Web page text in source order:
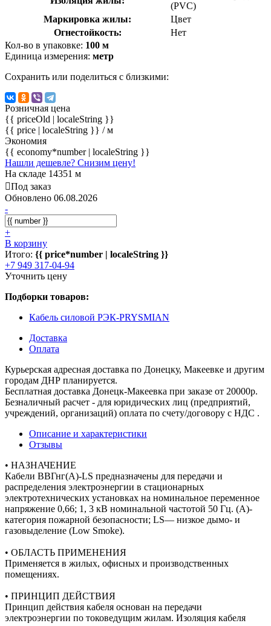
(PVC)
Маркировка жилы:
Цвет
Огнестойкость:
Нет
Кол-во в упаковке: 100 м
Единица измерения: метр
Сохранить или поделиться с близкими:
Розничная цена
{{ priceOld | localeString }}
{{ price | localeString }} / м
Экономия
{{ economy*number | localeString }}
Нашли дешевле? Снизим цену!
На складе 14351 м
Под заказ
Обновлено 06.08.2026
-
+
В корзину
Итого: {{ price*number | localeString }}
+7 949 317-04-94
Уточнить цену
Подборки товаров:
Кабель силовой РЭК-PRYSMIAN
Доставка
Оплата
Курьерская адресная доставка по Донецку, Макеевке и другим
городам ДНР планируется.
Бесплатная доставка Донецк-Макеевка при заказе от 20000р.
Безналичный расчет - для юридических лиц (предприятий,
учреждений, организаций) оплата по счету/договору с НДС .
Описание и характеристики
Отзывы
• НАЗНАЧЕНИЕ
Кабели ВВГнг(А)-LS предназначены для передачи и
распределения электроэнергии в стационарных
электротехнических установках на номинальное переменное
напряжение 0,66; 1, 3 кВ номинальной частотой 50 Гц. (A)-
категория пожарной безопасности; LS— низкое дымо- и
газовыделение (Low Smoke).
• ОБЛАСТЬ ПРИМЕНЕНИЯ
Применяется в жилых, офисных и производственных
помещениях.
• ПРИНЦИП ДЕЙСТВИЯ
Принцип действия кабеля основан на передачи
электроэнергии по токоведущим жилам. Изоляция кабеля